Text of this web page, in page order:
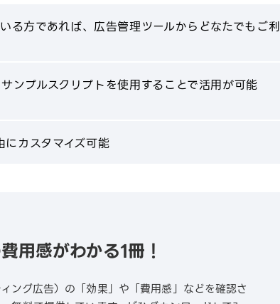
る方であれば、広告管理ツールからどなたでもご利
プルスクリプトを使用することで活用が可能
カスタマイズ可能
用感がわかる1冊！
ング広告）の「効果」や「費用感」などを確認さ